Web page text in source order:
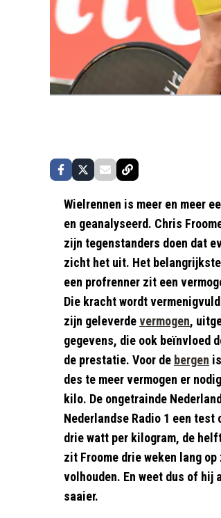
Wielrennen is meer en meer
en geanalyseerd. Chris
zijn tegenstanders doen dat
zicht het uit. Het
een profrenner zit een
Die kracht wordt
zijn geleverdevermogen,
gegevens, die ook beïnvloed
de prestatie. Voor de bergen
des te meer vermogen er
kilo. De ongetrainde
Nederlandse Radio 1 een
drie watt per kilogram, de
zit Froome drie weken lang
volhouden. En weet dus of hij
saaier.